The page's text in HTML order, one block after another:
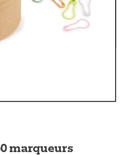
marqueurs